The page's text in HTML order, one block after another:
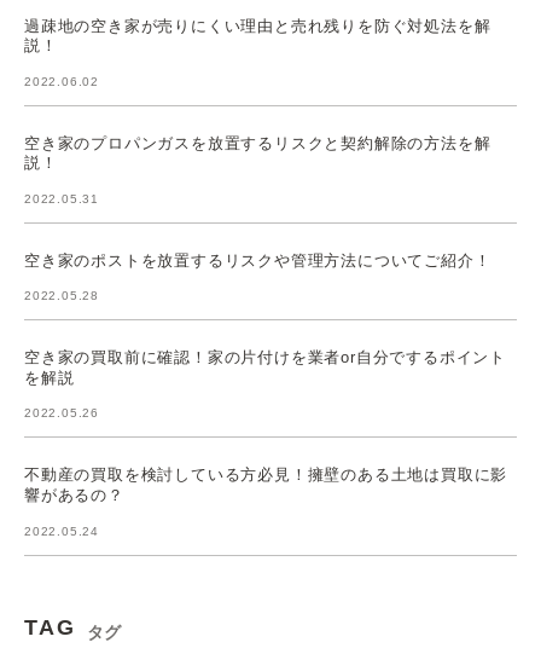
過疎地の空き家が売りにくい理由と売れ残りを防ぐ対処法を解
説！
2022.06.02
空き家のプロパンガスを放置するリスクと契約解除の方法を解
説！
2022.05.31
空き家のポストを放置するリスクや管理方法についてご紹介！
2022.05.28
空き家の買取前に確認！家の片付けを業者or自分でするポイント
を解説
2022.05.26
不動産の買取を検討している方必見！擁壁のある土地は買取に影
響があるの？
2022.05.24
TAG タグ